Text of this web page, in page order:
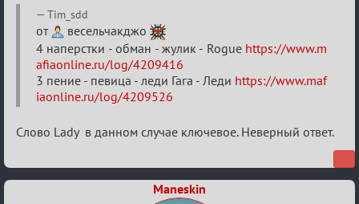
Re:
Найди
меня!
Tim_sdd
от
весельчакджо
4 наперстки - обман - жулик - Rogue https://www.m
afiaonline.ru/log/4209416
3 пение - певица - леди Гага - Леди https://www.maf
iaonline.ru/log/4209526
Слово Lady в данном случае ключевое. Неверный ответ.
Maneskin